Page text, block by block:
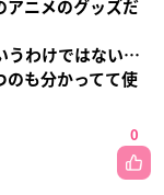
アニメのグッズだ
うわけではない…
のも分かってて使
0